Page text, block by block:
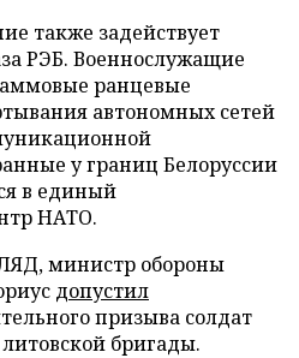
также задействует
РЭБ. Военнослужащие
ранцевые
автономных сетей
у границ Белоруссии
в единый
НАТО.
министр обороны
допустил
призыва солдат
бригады.